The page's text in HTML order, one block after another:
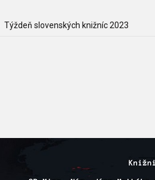
Týždeň slovenských knižníc 2023